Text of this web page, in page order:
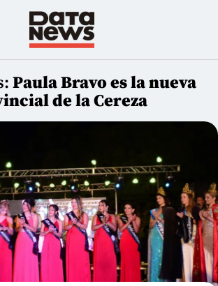
Paula Bravo es la nueva
de la Cereza